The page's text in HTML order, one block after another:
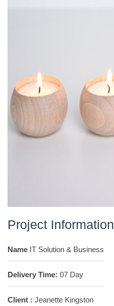
Project Information
Name IT Solution & Business
Delivery Time: 07 Day
Client : Jeanette Kingston